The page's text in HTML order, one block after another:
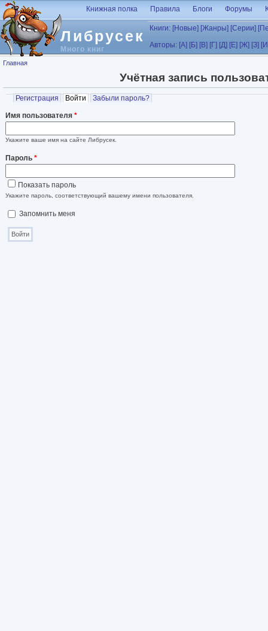
Перейти к основному содержанию
Либрусек
Много книг
Книжная полка Правила Блоги Форумы
Книги: [Новые] [Жанры] [Серии]
Авторы: [А] [Б] [В] [Г] [Д] [Е] [Ж] [З]
Вы здесь
Главная
Учётная запись
Главные вкладки
Регистрация Войти (активная вкладка)
Забыли пароль?
Имя пользователя *
Укажите ваше имя на сайте Либрусек.
Пароль *
Показать пароль
Укажите пароль, соответствующий вашему имени пользователя.
Запомнить меня